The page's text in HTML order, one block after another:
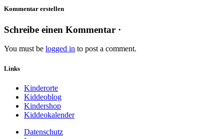
Kommentar erstellen
Schreibe einen Kommentar ·
You must be logged in to post a comment.
Links
Kinderorte
Kiddeoblog
Kindershop
Kiddeokalender
Datenschutz